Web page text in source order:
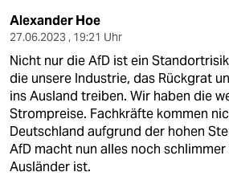
epaper login
Alexander Hoe
27.06.2023 , 19:21 Uhr
Nicht nur die AfD ist ein
die unsere Industrie, das Rückgrat
ins Ausland treiben. Wir haben die
Strompreise. Fachkräfte kommen
Deutschland aufgrund der hohen
AfD macht nun alles noch
Ausländer ist.